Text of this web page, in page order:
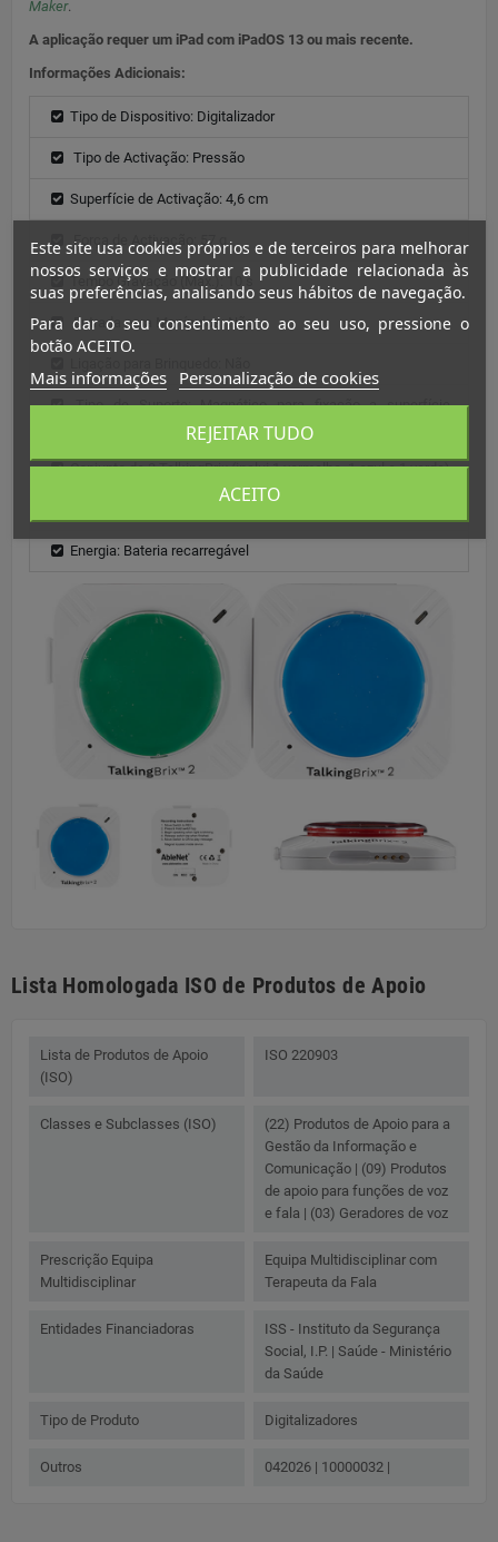
Maker.
A aplicação requer um iPad com iPadOS 13 ou mais recente.
Informações Adicionais:
Tipo de Dispositivo: Digitalizador
Tipo de Activação: Pressão
Superfície de Activação: 4,6 cm
Força de Activação: 57 g
Tempo Gravação (Max.): 10 s
Entrada para Manípulos: Não
Tipo de Suporte: Magnético para fixação a superfície
Conjunto de 3 TalkingBrix (inclui 1 vermelho, 1 azul e 1 verde)
Energia: Bateria recarregável
Lista Homologada ISO de Produtos de Apoio
Lista de Produtos de Apoio
(ISO)
ISO 220903
Classes e Subclasses (ISO)
(22) Produtos de Apoio para a
Gestão da Informação e
Comunicação | (09) Produtos
de apoio para funções de voz
e fala | (03) Geradores de voz
Prescrição Equipa
Multidisciplinar
Equipa Multidisciplinar com
Terapeuta da Fala
Entidades Financiadoras
ISS - Instituto da Segurança
Social, I.P. | Saúde - Ministério
da Saúde
Tipo de Produto Digitalizadores
Outros 042026 | 10000032 |
Este site usa cookies próprios e de terceiros para melhorar
nossos serviços e mostrar a publicidade relacionada às
suas preferências, analisando seus hábitos de navegação.
Para dar o seu consentimento ao seu uso, pressione o
botão ACEITO.
Mais informações Personalização de cookies
REJEITAR TUDO
ACEITO